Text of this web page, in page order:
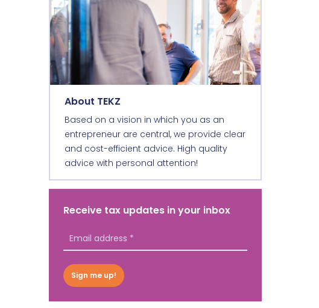
About TEKZ
Based on a vision in which you as an
entrepreneur are central, we provide clear
and cost-efficient advice. High quality
advice with personal attention!
Receive tax updates in your inbox
Sign me up!